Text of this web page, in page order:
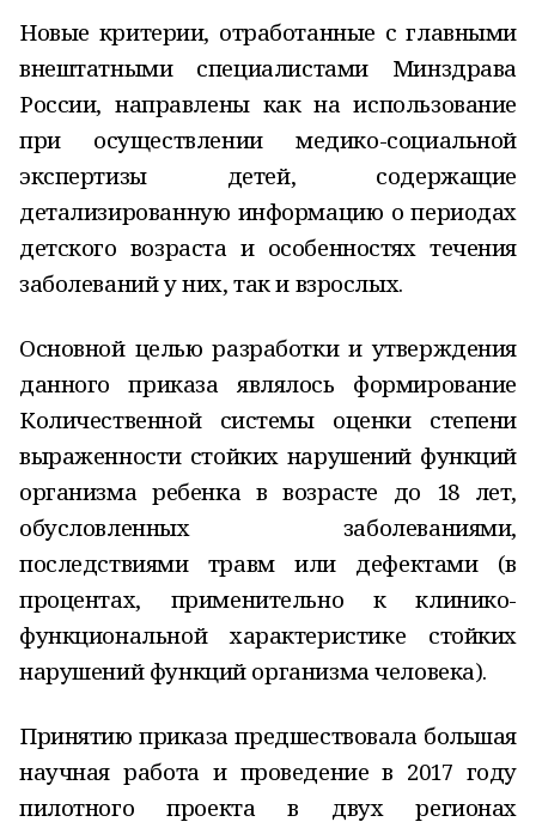
Новые критерии, отработанные с главными
внештатными специалистами Минздрава
России, направлены как на использование
при осуществлении медико-социальной
экспертизы детей, содержащие
детализированную информацию о периодах
детского возраста и особенностях течения
заболеваний у них, так и взрослых.
Основной целью разработки и утверждения
данного приказа являлось формирование
Количественной системы оценки степени
выраженности стойких нарушений функций
организма ребенка в возрасте до 18 лет,
обусловленных заболеваниями,
последствиями травм или дефектами (в
процентах, применительно к клинико-
функциональной характеристике стойких
нарушений функций организма человека).
Принятию приказа предшествовала большая
научная работа и проведение в 2017 году
пилотного проекта в двух регионах